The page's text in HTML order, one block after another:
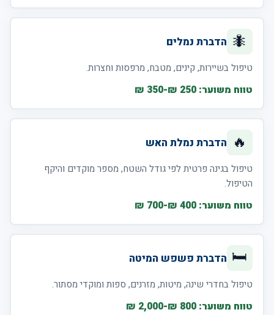
🐜 הדברת נמלים
טיפול בשיירות, קינים, מטבח, מרפסות וחצרות.
טווח משוער: 250 ₪-350 ₪
🔥 הדברת נמלת האש
טיפול בגינה פרטית לפי גודל השטח, מספר מוקדים והיקף
הטיפול.
טווח משוער: 400 ₪-700 ₪
🛏️ הדברת פשפש המיטה
טיפול בחדרי שינה, מיטות, מזרנים, ספות ומוקדי מסתור.
טווח משוער: 800 ₪-2,000 ₪